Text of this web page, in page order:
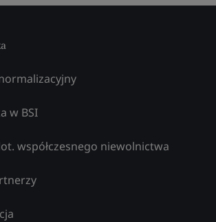
w BSI
współczesnego niewolnictwa